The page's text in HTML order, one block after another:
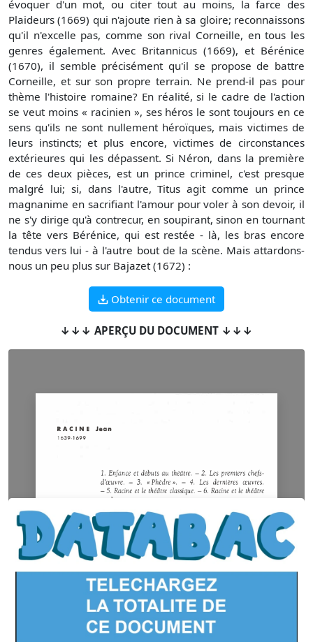
évoquer d'un mot, ou citer tout au moins, la farce des
Plaideurs (1669) qui n'ajoute rien à sa gloire; reconnaissons
qu'il n'excelle pas, comme son rival Corneille, en tous les
genres également. Avec Britannicus (1669), et Bérénice
(1670), il semble précisément qu'il se propose de battre
Corneille, et sur son propre terrain. Ne prend-il pas pour
thème l'histoire romaine? En réalité, si le cadre de l'action
se veut moins « racinien », ses héros le sont toujours en ce
sens qu'ils ne sont nullement héroïques, mais victimes de
leurs instincts; et plus encore, victimes de circonstances
extérieures qui les dépassent. Si Néron, dans la première
de ces deux pièces, est un prince criminel, c'est presque
malgré lui; si, dans l'autre, Titus agit comme un prince
magnanime en sacrifiant l'amour pour voler à son devoir, il
ne s'y dirige qu'à contrecur, en soupirant, sinon en tournant
la tête vers Bérénice, qui est restée - là, les bras encore
tendus vers lui - à l'autre bout de la scène. Mais attardons-
nous un peu plus sur Bajazet (1672) :
Obtenir ce document
↓↓↓ APERÇU DU DOCUMENT ↓↓↓